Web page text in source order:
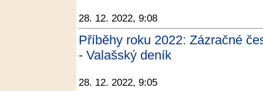
28. 12. 2022, 9:08
Příběhy roku 2022: Zázračné
- Valašský deník
28. 12. 2022, 9:05